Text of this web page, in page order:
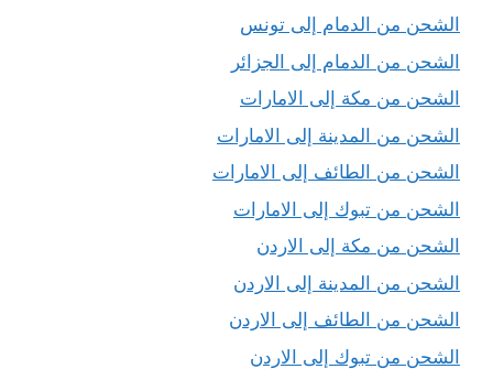
الشحن من الدمام إلى تونس
الشحن من الدمام إلى الجزائر
الشحن من مكة إلى الامارات
الشحن من المدينة إلى الامارات
الشحن من الطائف إلى الامارات
الشحن من تبوك إلى الامارات
الشحن من مكة إلى الاردن
الشحن من المدينة إلى الاردن
الشحن من الطائف إلى الاردن
الشحن من تبوك إلى الاردن